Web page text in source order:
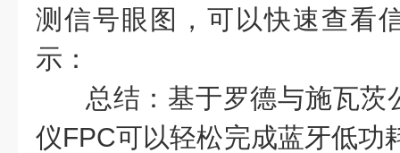
测信号眼图，可以快速查看
示：
总结：基于罗德与施瓦茨
仪FPC可以轻松完成蓝牙低功